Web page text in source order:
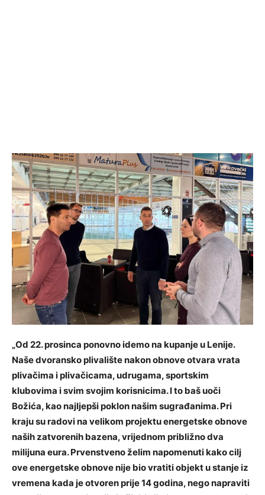
„Od 22. prosinca ponovno idemo na kupanje u Lenije.
Naše dvoransko plivalište nakon obnove otvara vrata
plivačima i plivačicama, udrugama, sportskim
klubovima i svim svojim korisnicima. I to baš uoči
Božića, kao najljepši poklon našim sugrađanima. Pri
kraju su radovi na velikom projektu energetske obnove
naših zatvorenih bazena, vrijednom približno dva
milijuna eura. Prvenstveno želim napomenuti kako cilj
ove energetske obnove nije bio vratiti objekt u stanje iz
vremena kada je otvoren prije 14 godina, nego napraviti